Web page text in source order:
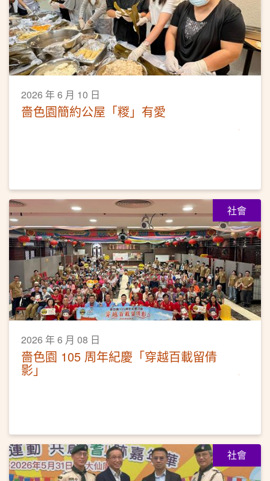
2026 年 6 月 10 日
嗇色園簡約公屋「糉」有愛
社會
2026 年 6 月 08 日
嗇色園 105 周年紀慶「穿越百載留倩
影」
社會